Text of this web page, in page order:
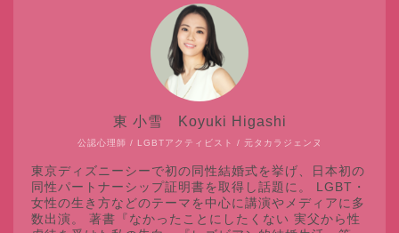
公認心理師 / LGBTアクティビスト / 元タカラジェンヌ
東 小雪 Koyuki Higashi
東京ディズニーシーで初の同性結婚式を挙げ、日本初の
同性パートナーシップ証明書を取得し話題に。 LGBT・
女性の生き方などのテーマを中心に講演やメディアに多
数出演。 著書『なかったことにしたくない 実父から性